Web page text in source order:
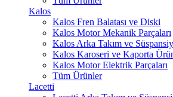
Kalos
Kalos Fren Balatası ve Diski
Kalos Motor Mekanik Parçaları
Kalos Arka Takım ve
Kalos Karoseri ve Kaporta
Kalos Motor Elektrik Parçaları
Tüm Ürünler
Lacetti